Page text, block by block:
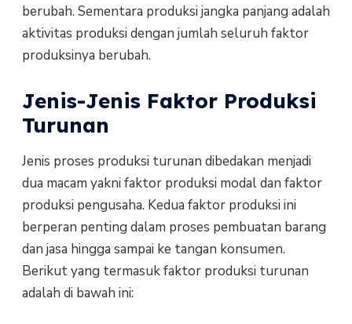
berubah. Sementara produksi jangka panjang adalah
aktivitas produksi dengan jumlah seluruh faktor
produksinya berubah.
Jenis-Jenis Faktor Produksi
Turunan
Jenis proses produksi turunan dibedakan menjadi
dua macam yakni faktor produksi modal dan faktor
produksi pengusaha. Kedua faktor produksi ini
berperan penting dalam proses pembuatan barang
dan jasa hingga sampai ke tangan konsumen.
Berikut yang termasuk faktor produksi turunan
adalah di bawah ini: